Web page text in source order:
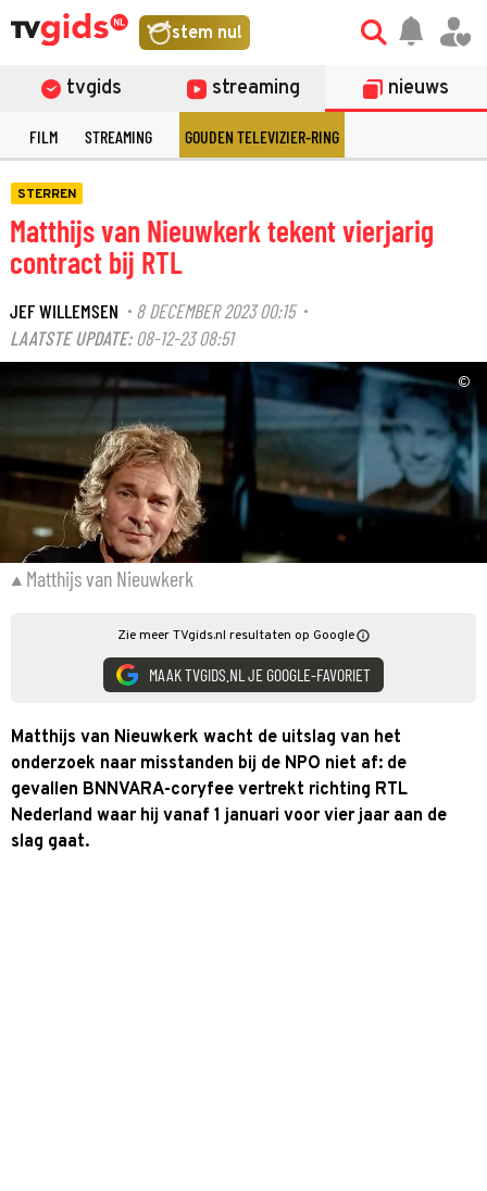
stem nu!
tvgids streaming nieuws
FILM STREAMING GOUDEN TELEVIZIER-RING
STERREN
Matthijs van Nieuwkerk tekent vierjarig
contract bij RTL
JEF WILLEMSEN · 8 DECEMBER 2023 00:15·
LAATSTE UPDATE: 08-12-23 08:51
©
Matthijs van Nieuwkerk
Zie meer TVgids.nl resultaten op Google
MAAK TVGIDS.NL JE GOOGLE-FAVORIET
Matthijs van Nieuwkerk wacht de uitslag van het
onderzoek naar misstanden bij de NPO niet af: de
gevallen BNNVARA-coryfee vertrekt richting RTL
Nederland waar hij vanaf 1 januari voor vier jaar aan de
slag gaat.